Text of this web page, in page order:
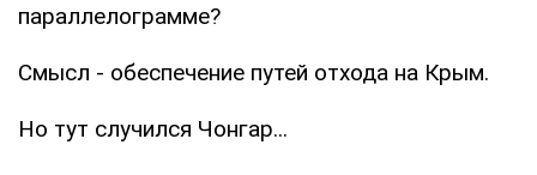
параллелограмме?
Смысл - обеспечение путей отхода на Крым.
Но тут случился Чонгар...